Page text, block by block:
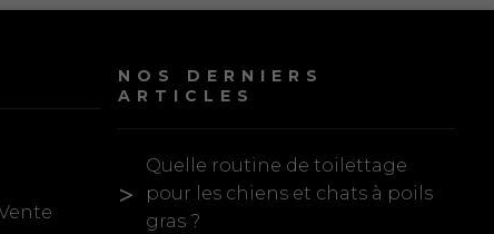
NOS DERNIERS
ARTICLES
Quelle routine de toilettage
pour les chiens et chats à poils
gras ?